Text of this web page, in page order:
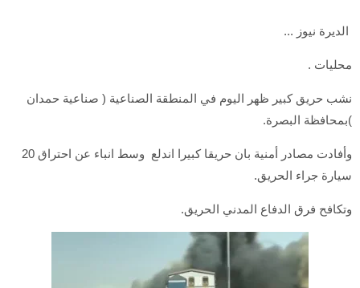
الديرة نيوز ...
محليات .
نشب حريق كبير ظهر اليوم في المنطقة الصناعية ( صناعية حمدان
)بمحافظة البصرة.
وأفادت مصادر أمنية بان حريقا كبيرا اندلع وسط انباء عن احتراق 20
سيارة جراء الحريق.
وتكافح فرق الدفاع المدني الحريق.